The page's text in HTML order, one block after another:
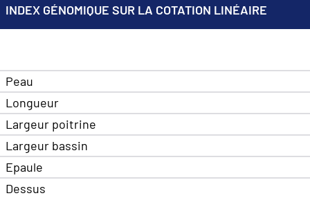
INDEX GÉNOMIQUE SUR LA COTATION LINÉAIRE
Peau
Longueur
Largeur poitrine
Largeur bassin
Epaule
Dessus